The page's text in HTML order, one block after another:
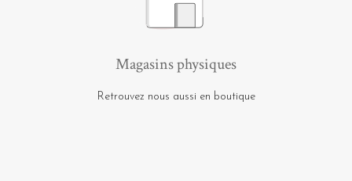
Magasins physiques
Retrouvez nous aussi en boutique